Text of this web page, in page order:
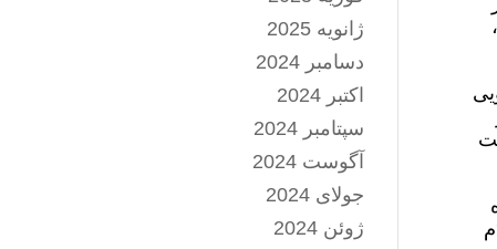
ژانویه 2025
دسامبر 2024
اکتبر 2024
سپتامبر 2024
آگوست 2024
جولای 2024
ژوئن 2024